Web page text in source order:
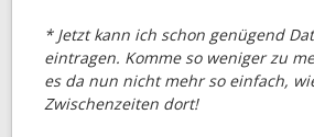
* Jetzt kann ich schon genügend
eintragen. Komme so weniger zu
es da nun nicht mehr so einfach,
Zwischenzeiten dort!